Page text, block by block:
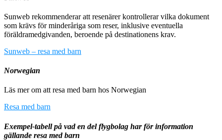
Sunweb rekommenderar att resenärer kontrollerar vilka dokument
som krävs för minderåriga som reser, inklusive eventuella
föräldramedgivanden, beroende på destinationens krav.
Sunweb – resa med barn
Norwegian
Läs mer om att resa med barn hos Norwegian
Resa med barn
Exempel-tabell på vad en del flygbolag har för information
gällande resa med barn